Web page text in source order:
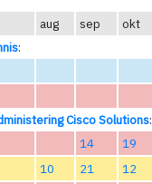
aug sep okt
:
Cisco Solutions:
14 19
10 21 12